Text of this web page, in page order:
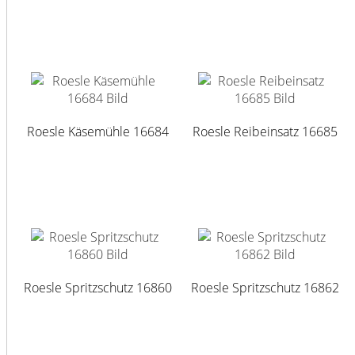
Roesle Käsemühle 16684 Roesle Reibeinsatz 16685
Roesle Spritzschutz 16860 Roesle Spritzschutz 16862